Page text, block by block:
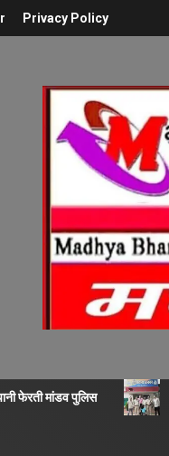
Privacy Policy
फेरती मांडव पुलिस